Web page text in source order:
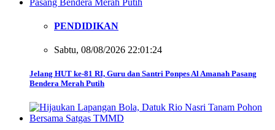
PENDIDIKAN
Sabtu, 08/08/2026 22:01:24
Jelang HUT ke-81 RI, Guru dan Santri Ponpes Al Amanah Pasang
Bendera Merah Putih